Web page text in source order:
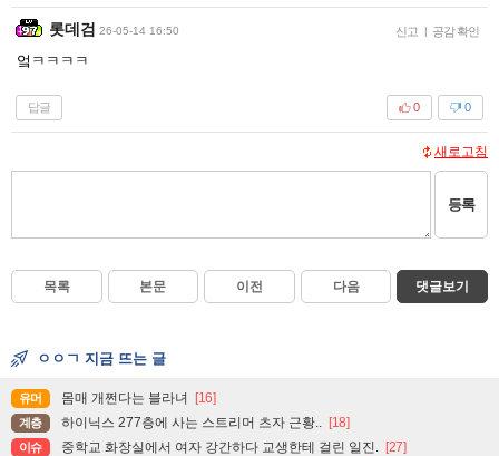
롯데검 26-05-14 16:50 신고 | 공감 확인
엌ㅋㅋㅋㅋ
답글 0
0
새로고침
등록
목록 본문 이전 다음 댓글보기
ㅇㅇㄱ 지금 뜨는 글
유머 몸매 개쩐다는 블라녀 [16]
계층 하이닉스 277층에 사는 스트리머 츠자 근황.. [18]
이슈 중학교 화장실에서 여자 강간하다 교생한테 걸린 일진. [27]